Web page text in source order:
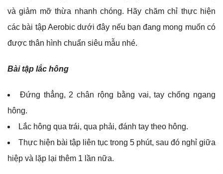
và giảm mỡ thừa nhanh chóng. Hãy chăm chỉ thực hiện
các bài tập Aerobic dưới đây nếu bạn đang mong muốn có
được thân hình chuẩn siêu mẫu nhé.
Bài tập lắc hông
Đứng thẳng, 2 chân rộng bằng vai, tay chống ngang
hông.
Lắc hông qua trái, qua phải, đánh tay theo hông.
Thực hiện bài tập liên tục trong 5 phút, sau đó nghỉ giữa
hiệp và lặp lại thêm 1 lần nữa.